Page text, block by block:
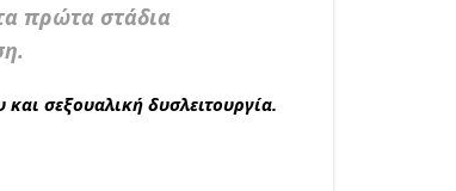
πρώτα στάδια
σεξουαλική δυσλειτουργία.